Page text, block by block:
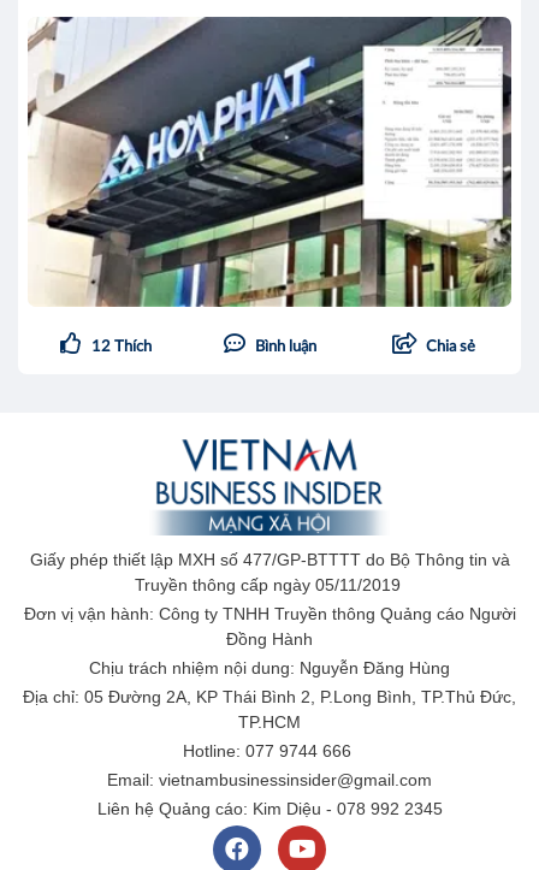
12 Thích Bình luận Chia sẻ
Giấy phép thiết lập MXH số 477/GP-BTTTT do Bộ Thông tin và
Truyền thông cấp ngày 05/11/2019
Đơn vị vận hành: Công ty TNHH Truyền thông Quảng cáo Người
Đồng Hành
Chịu trách nhiệm nội dung: Nguyễn Đăng Hùng
Địa chỉ: 05 Đường 2A, KP Thái Bình 2, P.Long Bình, TP.Thủ Đức,
TP.HCM
Hotline: 077 9744 666
Email: vietnambusinessinsider@gmail.com
Liên hệ Quảng cáo: Kim Diệu - 078 992 2345